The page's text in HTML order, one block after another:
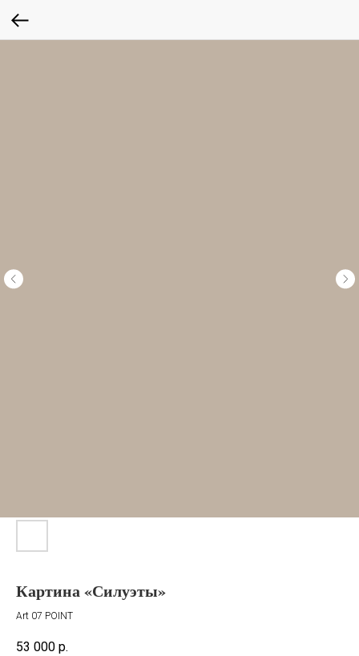
Картина «Силуэты»
Art 07 POINT
53 000 р.